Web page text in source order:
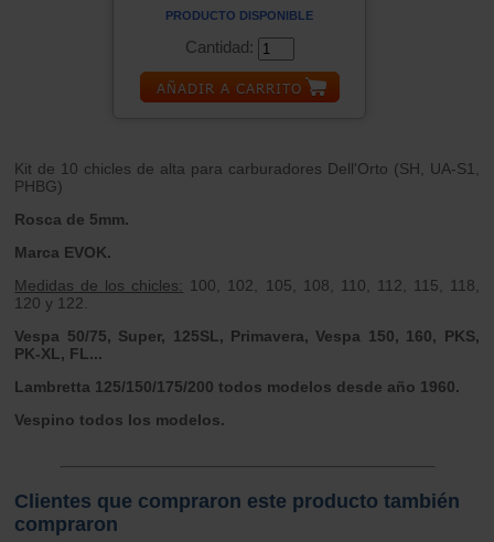
PRODUCTO DISPONIBLE
Cantidad:
Kit de 10 chicles de alta para carburadores Dell'Orto (SH, UA-S1,
PHBG)
Rosca de 5mm.
Marca EVOK.
Medidas de los chicles: 100, 102, 105, 108, 110, 112, 115, 118,
120 y 122.
Vespa 50/75, Super, 125SL, Primavera, Vespa 150, 160, PKS,
PK-XL, FL...
Lambretta 125/150/175/200 todos modelos desde año 1960.
Vespino todos los modelos.
Clientes que compraron este producto también
compraron